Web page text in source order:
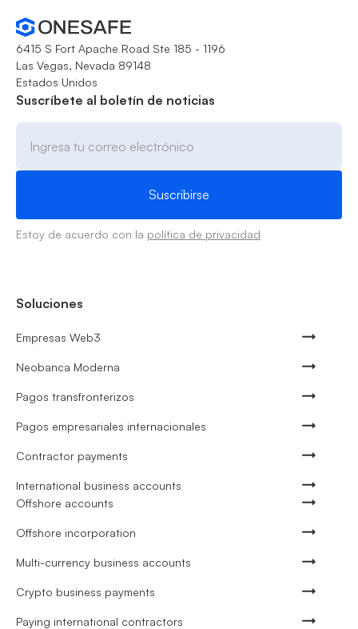
6415 S Fort Apache Road Ste 185 - 1196
Las Vegas, Nevada 89148
Estados Unidos
Suscríbete al boletín de noticias
Estoy de acuerdo con la política de privacidad
Soluciones
Empresas Web3
Neobanca Moderna
Pagos transfronterizos
Pagos empresariales internacionales
Contractor payments
International business accounts
Offshore accounts
Offshore incorporation
Multi-currency business accounts
Crypto business payments
Paying international contractors